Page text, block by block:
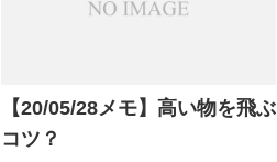
【20/05/28メモ】高い物を飛ぶ
コツ？